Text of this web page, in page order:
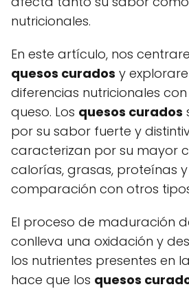
nutricionales.
En este artículo, nos
quesos curados y
diferencias nutricionales
queso. Los quesos curados
por su sabor fuerte y
caracterizan por su mayor
calorías, grasas, proteínas
comparación con otros
El proceso de maduración
conlleva una oxidación y
los nutrientes presentes en
hace que los quesos